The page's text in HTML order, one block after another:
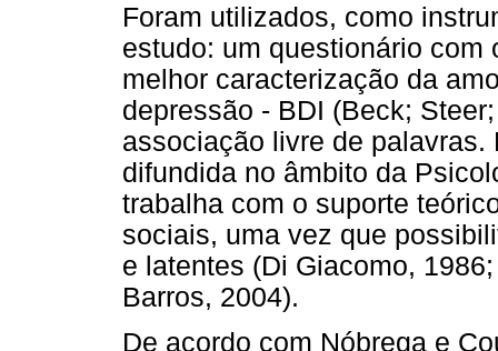
Foram utilizados, como
estudo: um questionário
melhor caracterização da
depressão - BDI (Beck;
associação livre de
difundida no âmbito da
trabalha com o suporte
sociais, uma vez que
e latentes (Di Giacomo,
Barros, 2004).
De acordo com Nóbrega e